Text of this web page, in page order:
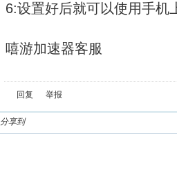
6:设置好后就可以使用手机
嘻游加速器客服
回复 举报
分享到